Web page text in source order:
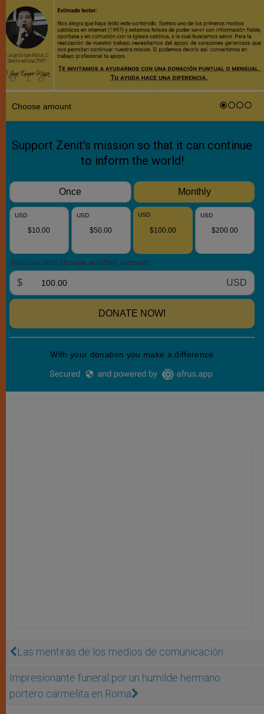
Las mentiras de los medios de comunicación
Impresionante funeral por un humilde hermano
portero carmelita en Roma